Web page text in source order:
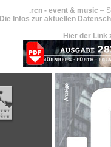
.rcn - event & music –
Die Infos zur aktuellen
Hier der Link